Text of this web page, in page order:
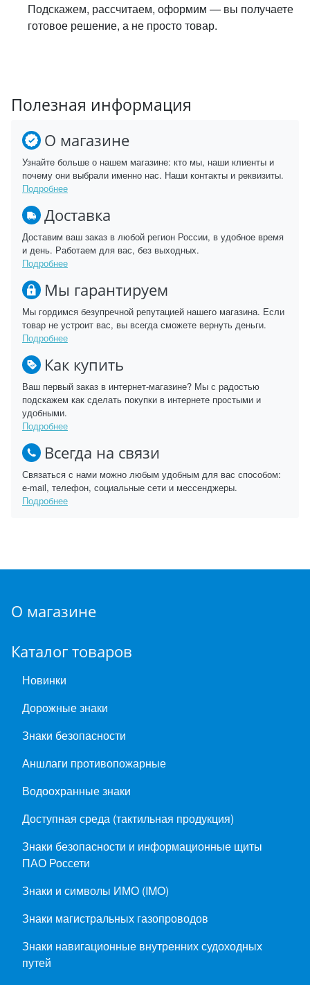
Подскажем, рассчитаем, оформим — вы получаете
готовое решение, а не просто товар.
Полезная информация
О магазине
Узнайте больше о нашем магазине: кто мы, наши клиенты и
почему они выбрали именно нас. Наши контакты и реквизиты.
Подробнее
Доставка
Доставим ваш заказ в любой регион России, в удобное время
и день. Работаем для вас, без выходных.
Подробнее
Мы гарантируем
Мы гордимся безупречной репутацией нашего магазина. Если
товар не устроит вас, вы всегда сможете вернуть деньги.
Подробнее
Как купить
Ваш первый заказ в интернет-магазине? Мы с радостью
подскажем как сделать покупки в интернете простыми и
удобными.
Подробнее
Всегда на связи
Связаться с нами можно любым удобным для вас способом:
e-mail, телефон, социальные сети и мессенджеры.
Подробнее
О магазине
Каталог товаров
Новинки
Дорожные знаки
Знаки безопасности
Аншлаги противопожарные
Водоохранные знаки
Доступная среда (тактильная продукция)
Знаки безопасности и информационные щиты
ПАО Россети
Знаки и символы ИМО (IMO)
Знаки магистральных газопроводов
Знаки навигационные внутренних судоходных
путей